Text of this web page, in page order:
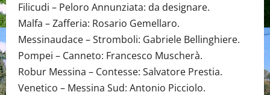
Filicudi – Peloro Annunziata: da designare.
Malfa – Zafferia: Rosario Gemellaro.
Messinaudace – Stromboli: Gabriele Bellinghiere.
Pompei – Canneto: Francesco Muscherà.
Robur Messina – Contesse: Salvatore Prestia.
Venetico – Messina Sud: Antonio Picciolo.